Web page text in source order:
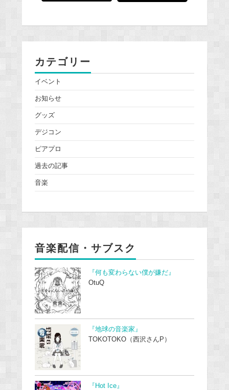
カテゴリー
イベント
お知らせ
グッズ
デジコン
ピアプロ
過去の記事
音楽
音楽配信・サブスク
『何も変わらない僕が嫌だ』
OtuQ
『地球の音楽家』
TOKOTOKO（西沢さんP）
『Hot Ice』